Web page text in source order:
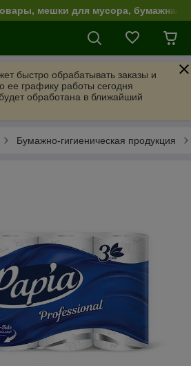
мешки для мусора, бумажная
быстро обрабатывать заказы и
ее графику работы сегодня
обработана в ближайший
Бумажно-гигиеническая продукция